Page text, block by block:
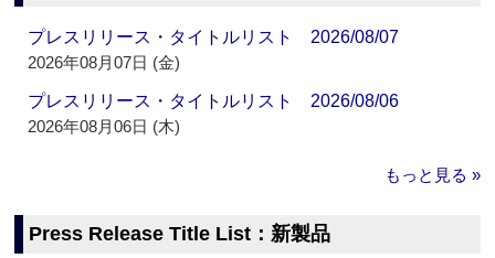
プレスリリース・タイトルリスト 2026/08/07
2026年08月07日 (金)
プレスリリース・タイトルリスト 2026/08/06
2026年08月06日 (木)
もっと見る »
Press Release Title List：新製品